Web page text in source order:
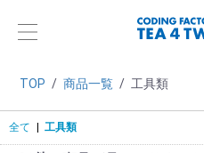
TOP / 商品一覧 / 工具類
全て 工具類